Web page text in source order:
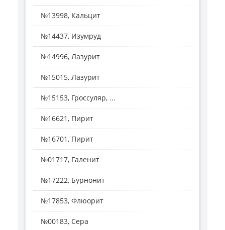
№13998, Кальцит
№14437, Изумруд
№14996, Лазурит
№15015, Лазурит
№15153, Гроссуляр, ...
№16621, Пирит
№16701, Пирит
№01717, Галенит
№17222, Бурнонит
№17853, Флюорит
№00183, Сера